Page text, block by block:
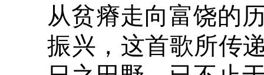
从贫瘠走向富饶的
振兴，这首歌所传